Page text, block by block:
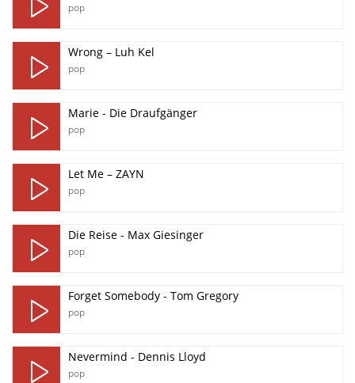
pop
Wrong – Luh Kel
pop
Marie - Die Draufgänger
pop
Let Me – ZAYN
pop
Die Reise - Max Giesinger
pop
Forget Somebody - Tom Gregory
pop
Nevermind - Dennis Lloyd
pop